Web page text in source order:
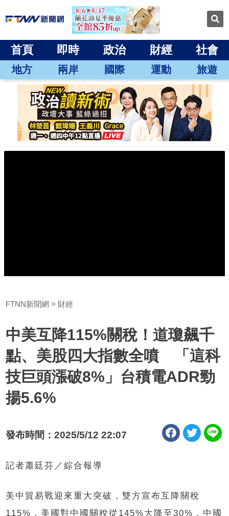
首頁 即時 政治 財經 社會
地方 兩岸 國際 運動 旅遊
FTNN新聞網 財經
中美互降115%關稅！道瓊飆千
點、美股四大指數全噴 「這科
技巨頭漲破8%」台積電ADR勁
揚5.6%
發布時間：2025/5/12 22:07
記者蕭廷芬／綜合報導
美中貿易戰迎來重大突破，雙方宣布互降關稅
115%，美國對中國關稅從145%大降至30%，中國